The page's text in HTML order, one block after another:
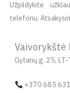
Užpildykite
telefonu.
Vaivorykštė
Gytarių g. 25,
+370 685